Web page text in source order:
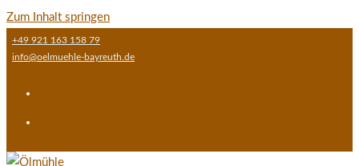
Zum Inhalt springen
+49 921 163 158 79
info@oelmuehle-bayreuth.de